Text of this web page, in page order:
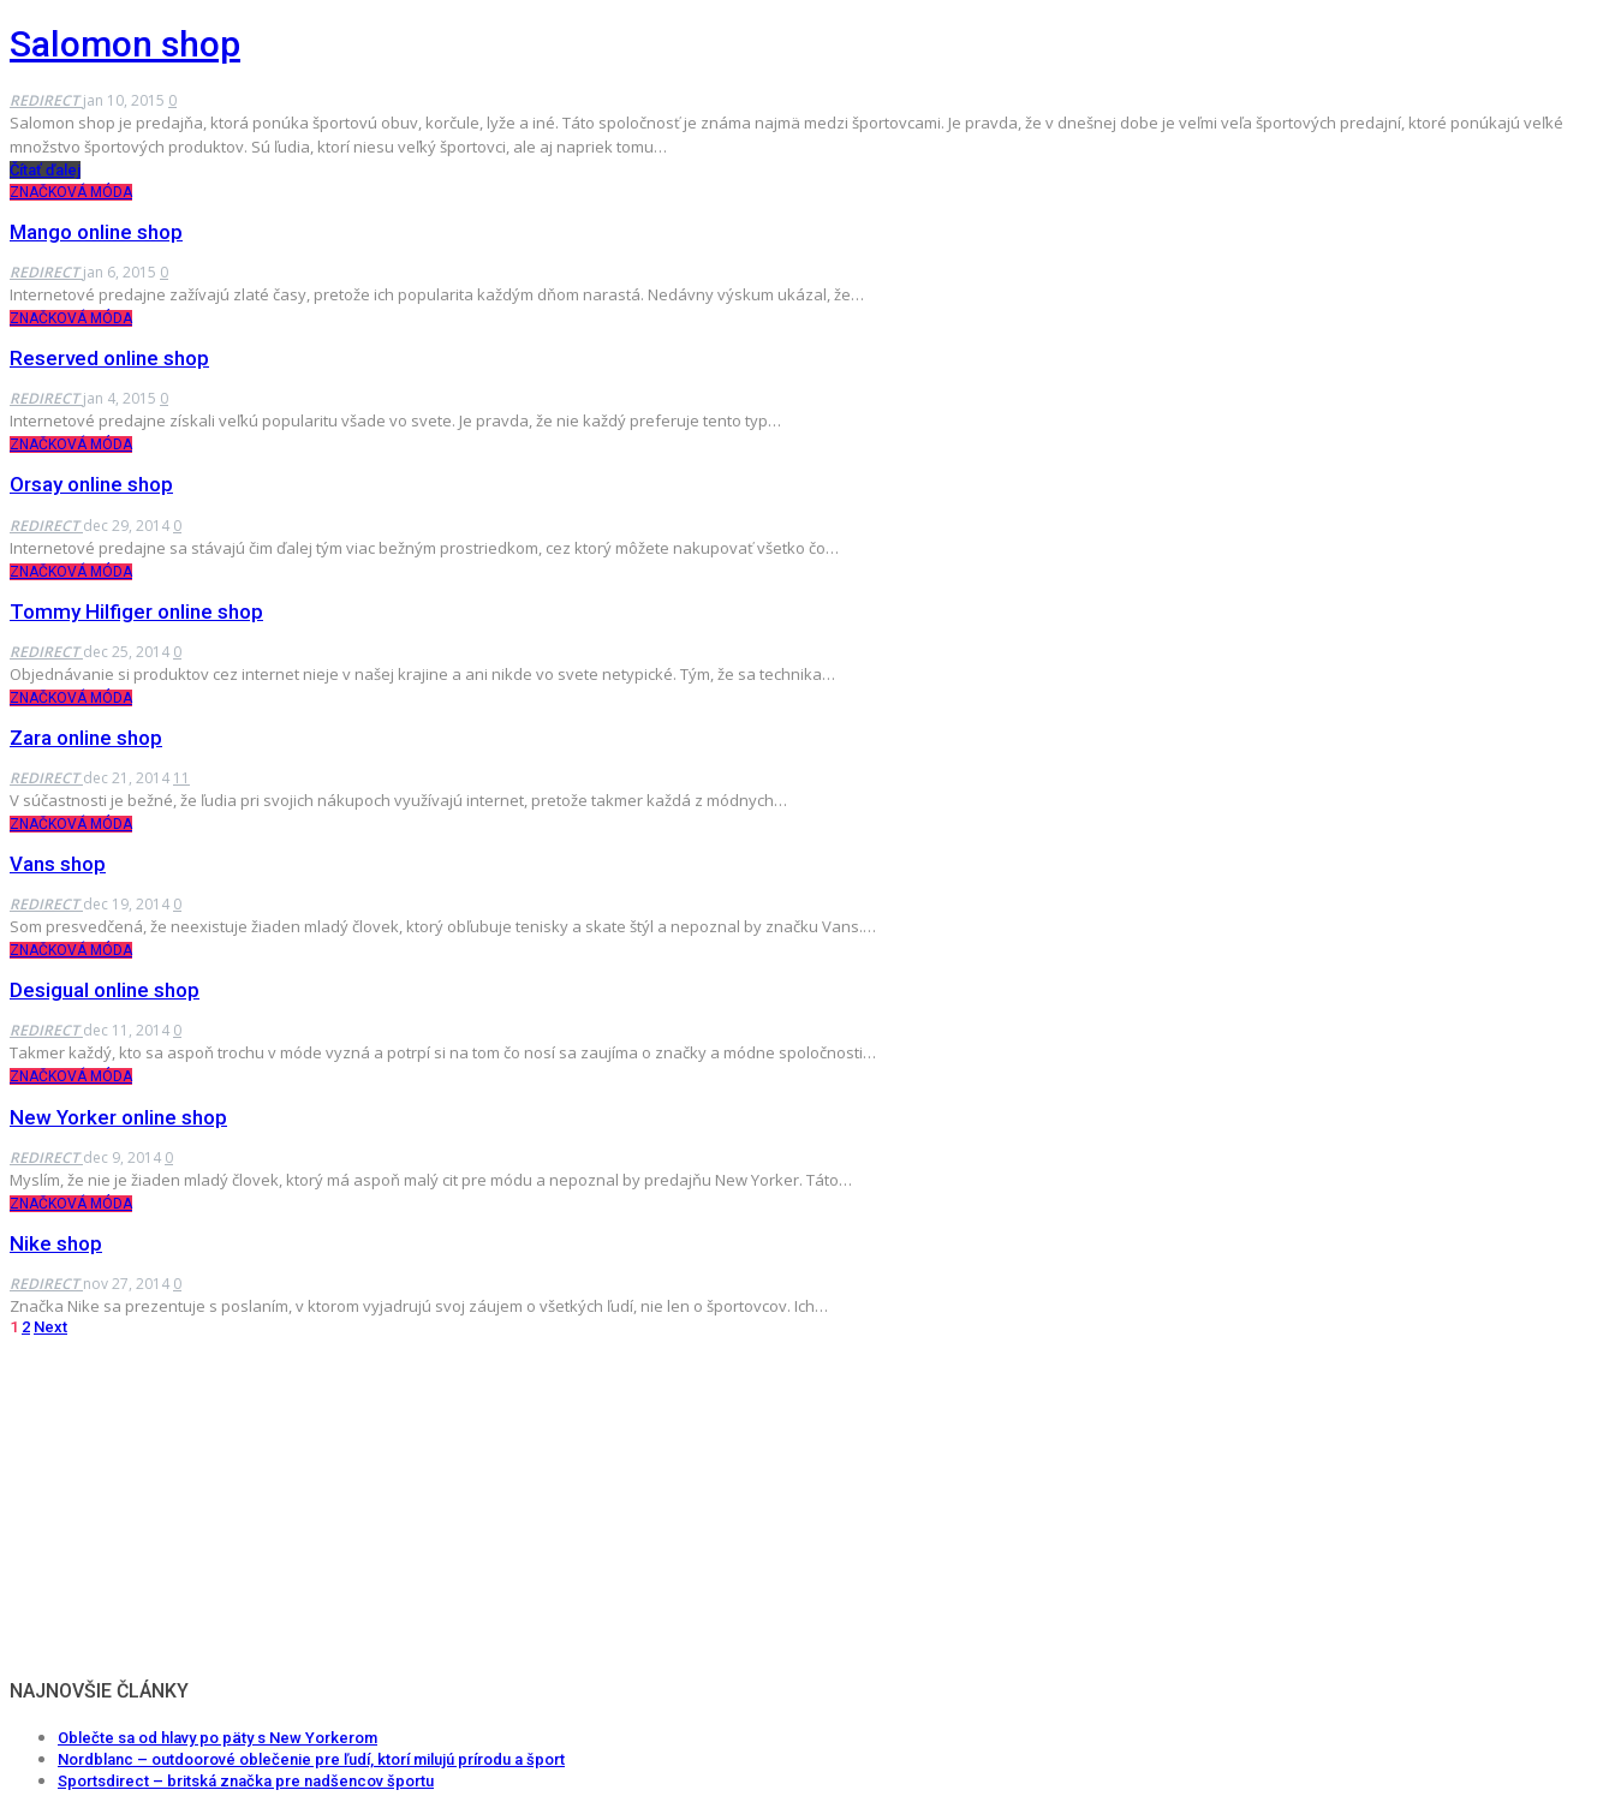
Salomon shop
REDIRECTjan 10, 2015 0
Salomon shop je predajňa, ktorá ponúka športovú obuv, korčule, lyže a iné. Táto spoločnosť je známa najmä medzi športovcami. Je pravda, že v dnešnej dobe je veľmi veľa športových predajní, ktoré ponúkajú veľké
množstvo športových produktov. Sú ľudia, ktorí niesu veľký športovci, ale aj napriek tomu…
Čítať ďalej
ZNAČKOVÁ MÓDA
Mango online shop
REDIRECTjan 6, 2015 0
Internetové predajne zažívajú zlaté časy, pretože ich popularita každým dňom narastá. Nedávny výskum ukázal, že…
ZNAČKOVÁ MÓDA
Reserved online shop
REDIRECTjan 4, 2015 0
Internetové predajne získali veľkú popularitu všade vo svete. Je pravda, že nie každý preferuje tento typ…
ZNAČKOVÁ MÓDA
Orsay online shop
REDIRECTdec 29, 2014 0
Internetové predajne sa stávajú čim ďalej tým viac bežným prostriedkom, cez ktorý môžete nakupovať všetko čo…
ZNAČKOVÁ MÓDA
Tommy Hilfiger online shop
REDIRECTdec 25, 2014 0
Objednávanie si produktov cez internet nieje v našej krajine a ani nikde vo svete netypické. Tým, že sa technika…
ZNAČKOVÁ MÓDA
Zara online shop
REDIRECTdec 21, 2014 11
V súčastnosti je bežné, že ľudia pri svojich nákupoch využívajú internet, pretože takmer každá z módnych…
ZNAČKOVÁ MÓDA
Vans shop
REDIRECTdec 19, 2014 0
Som presvedčená, že neexistuje žiaden mladý človek, ktorý obľubuje tenisky a skate štýl a nepoznal by značku Vans.…
ZNAČKOVÁ MÓDA
Desigual online shop
REDIRECTdec 11, 2014 0
Takmer každý, kto sa aspoň trochu v móde vyzná a potrpí si na tom čo nosí sa zaujíma o značky a módne spoločnosti…
ZNAČKOVÁ MÓDA
New Yorker online shop
REDIRECTdec 9, 2014 0
Myslím, že nie je žiaden mladý človek, ktorý má aspoň malý cit pre módu a nepoznal by predajňu New Yorker. Táto…
ZNAČKOVÁ MÓDA
Nike shop
REDIRECTnov 27, 2014 0
Značka Nike sa prezentuje s poslaním, v ktorom vyjadrujú svoj záujem o všetkých ľudí, nie len o športovcov. Ich…
1 2 Next
NAJNOVŠIE ČLÁNKY
Oblečte sa od hlavy po päty s New Yorkerom
Nordblanc – outdoorové oblečenie pre ľudí, ktorí milujú prírodu a šport
Sportsdirect – britská značka pre nadšencov športu